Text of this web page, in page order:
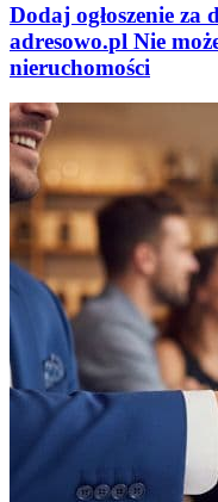
Dodaj ogłoszenie za
adresowo.pl Nie
nieruchomości